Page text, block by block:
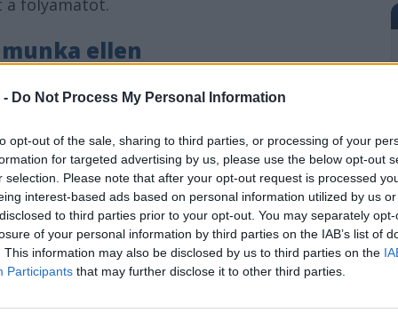
- Do Not Process My Personal Information
opt-out of the sale, sharing to third parties, or processing of your
for targeted advertising by us, please use the below opt-out
selection. Please note that after your opt-out request is processed
interest-based ads based on personal information utilized by us
to third parties prior to your opt-out. You may separately
of your personal information by third parties on the IAB’s list of
This information may also be disclosed by us to third parties on the
Participants that may further disclose it to other third parties.
a folyamatot.
ellen
az adminisztratív feladatok
értesítések tömkelege, új taskok
meg:automatizmusoksegítségével az
státusza „Szerződés aláírva”, akkor a
taskot az ügyfélkapcsolati
emlékeztetőt 3 nappal későbbre.
- mind egy helyen